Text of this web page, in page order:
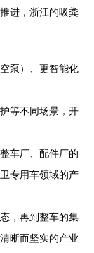
进，浙江的吸粪
泵）、更智能化
等不同场景，开
车厂、配件厂的
专用车领域的产
，再到整车的集
晰而坚实的产业